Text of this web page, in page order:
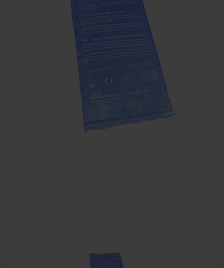
Echogel & Ultrasoundgel
Verbruiksmaterialen